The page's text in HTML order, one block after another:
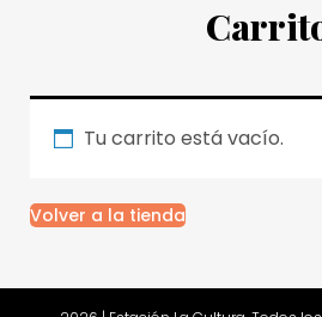
Tu carrito está vacío.
Volver a la tienda